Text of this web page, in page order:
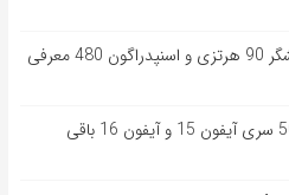
گوشی اقتصادی آنر پلی 6C با نمایشگر 90 هرتزی و اسنپدراگون 480 معرفی
کوالکام احتمالا تامین‌کننده مودم 5G سری آیفون 15 و آیفون 16 باقی